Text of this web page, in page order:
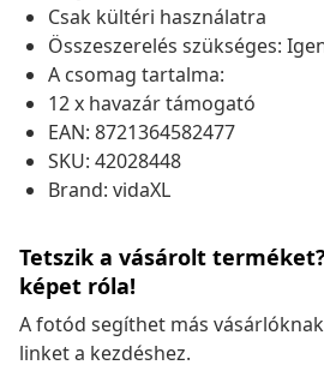
Csak kültéri használatra
Összeszerelés szükséges:
A csomag tartalma:
12 x havazár támogató
EAN: 8721364582477
SKU: 42028448
Brand: vidaXL
Tetszik a vásárolt
képet róla!
A fotód segíthet más
linket a kezdéshez.